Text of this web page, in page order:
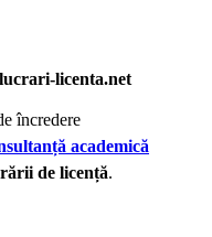
licenta.net
încredere
academică
de licență.